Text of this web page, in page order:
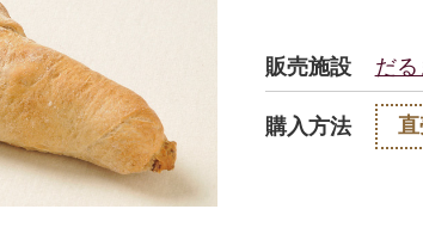
販売施設 だ
購入方法